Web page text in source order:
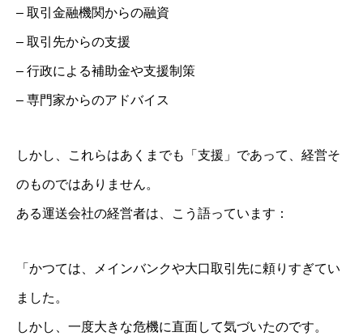
– 取引金融機関からの融資
– 取引先からの支援
– 行政による補助金や支援制策
– 専門家からのアドバイス
しかし、これらはあくまでも「支援」であって、経営そ
のものではありません。
ある運送会社の経営者は、こう語っています：
「かつては、メインバンクや大口取引先に頼りすぎてい
ました。
しかし、一度大きな危機に直面して気づいたのです。